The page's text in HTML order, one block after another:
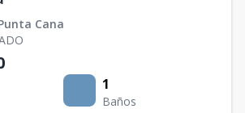
Cana
1
Baños